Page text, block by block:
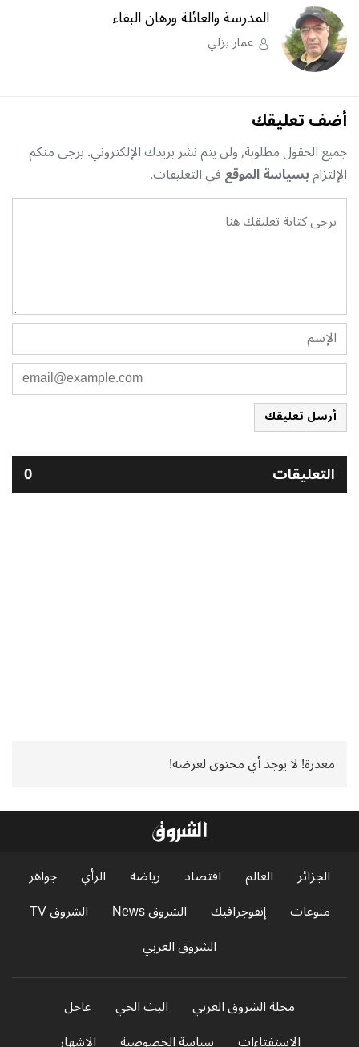
المدرسة والعائلة ورهان البقاء
عمار يزلي
أضف تعليقك
جميع الحقول مطلوبة, ولن يتم نشر بريدك الإلكتروني. يرجى منكم
الإلتزامبسياسة الموقعفي التعليقات.
أرسل تعليقك
التعليقات 0
معذرة! لا يوجد أي محتوى لعرضه!
الجزائر العالم اقتصاد رياضة الرأي
جواهر
منوعات
إنفوجرافيك الشروق News
الشروق TV
الشروق العربي
مجلة الشروق العربي البث الحي
عاجل